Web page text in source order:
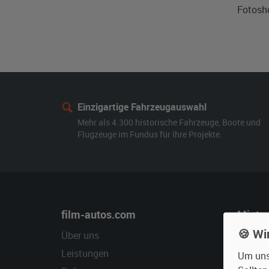
Einzigartige Fahrzeugauswahl
Mehr als 4.300 historische Fahrzeuge, Boote und
Flugzeuge im Fundus für Ihre Projekte.
film-autos.com
Über uns
Leistungen
🍪
Um